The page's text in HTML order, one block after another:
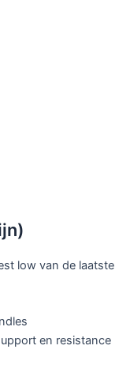
low van de laatste
en resistance